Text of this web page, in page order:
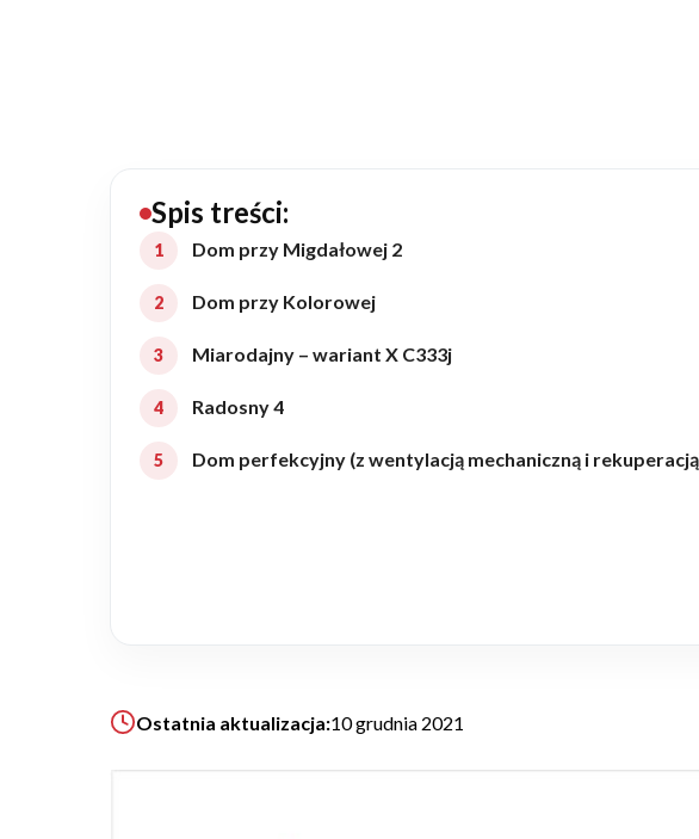
Rezydencje
Rozbudowa
Remonty
Budynki biurowe
Ogrody
Spis treści:
Dom przy Migdałowej 2
Dom przy Kolorowej
Miarodajny – wariant X C333j
Radosny 4
Dom perfekcyjny (z wentylacją mechaniczną i
Ostatnia aktualizacja:10 grudnia 2021